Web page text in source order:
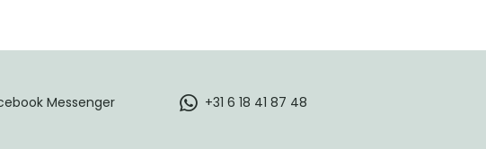
Messenger +31 6 18 41 87 48